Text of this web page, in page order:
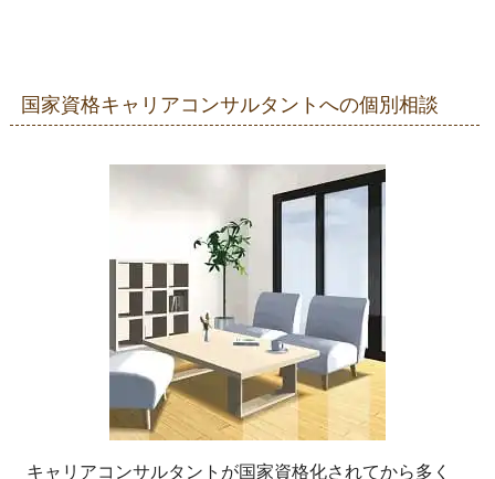
国家資格キャリアコンサルタントへの個別相談
キャリアコンサルタントが国家資格化されてから多く